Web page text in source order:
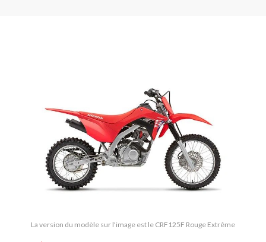
La version du modèle sur l'image est le CRF125F Rouge Extrême